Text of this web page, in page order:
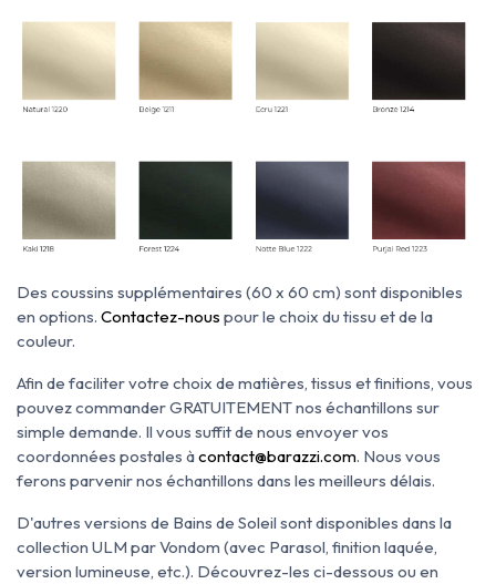
Des coussins supplémentaires (60 x 60 cm) sont disponibles
en options. Contactez-nous pour le choix du tissu et de la
couleur.
Afin de faciliter votre choix de matières, tissus et finitions, vous
pouvez commander GRATUITEMENT nos échantillons sur
simple demande. Il vous suffit de nous envoyer vos
coordonnées postales àcontact@barazzi.com. Nous vous
ferons parvenir nos échantillons dans les meilleurs délais.
D'autres versions de Bains de Soleil sont disponibles dans la
collection ULM par Vondom (avec Parasol, finition laquée,
version lumineuse, etc.). Découvrez-les ci-dessous ou en